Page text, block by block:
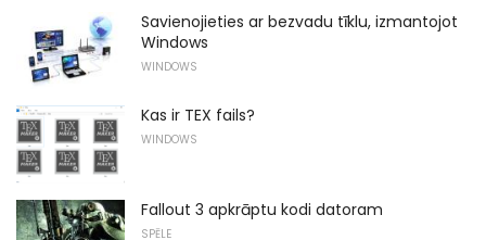
Savienojieties ar bezvadu tīklu, izmantojot
Windows
WINDOWS
Kas ir TEX fails?
WINDOWS
Fallout 3 apkrāptu kodi datoram
SPĒLE